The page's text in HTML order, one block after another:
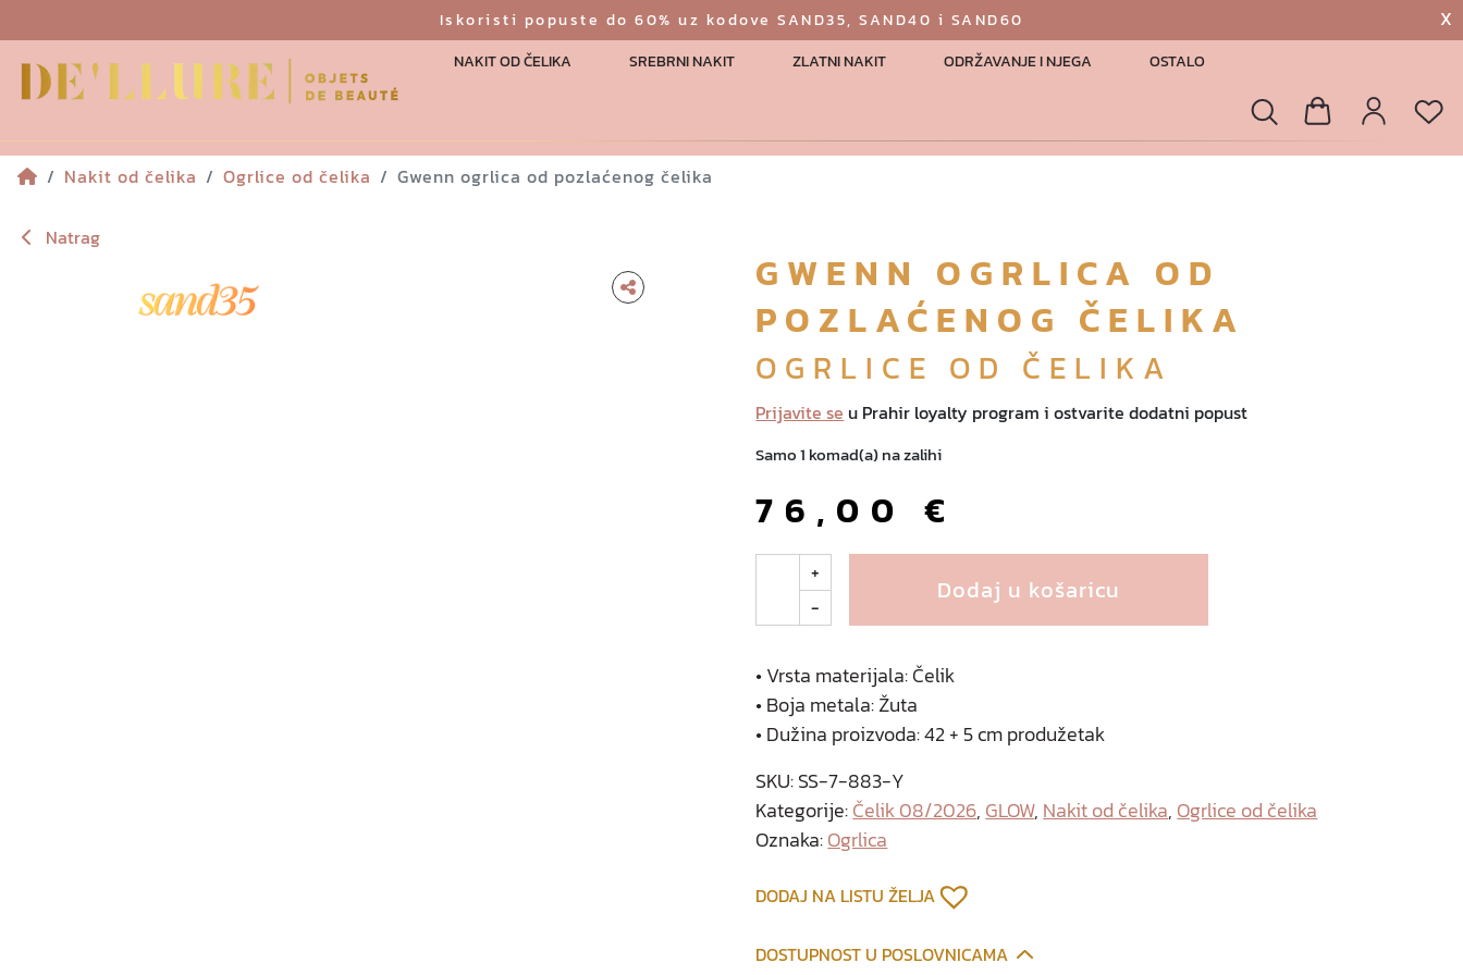
Iskoristi popuste do 60% uz kodove SAND35, SAND40 i SAND60 X
NAKIT OD ČELIKA SREBRNI NAKIT ZLATNI NAKIT ODRŽAVANJE I NJEGA OSTALO
Pretraga
Nakit od čelika
Ogrlice od čelika Gwenn ogrlica od pozlaćenog čelika
Natrag
GWENN OGRLICA OD
POZLAĆENOG ČELIKA
OGRLICE OD ČELIKA
Prijavite se u Prahir loyalty program i ostvarite dodatni popust
Samo 1 komad(a) na zalihi
76,00 €
e
n
o
l
i
c
a
d
o
+
-
Dodaj u košaricu
• Vrsta materijala: Čelik
• Boja metala: Žuta
• Dužina proizvoda: 42 + 5 cm produžetak
SKU:SS-7-883-Y
Kategorije:Čelik 08/2026, GLOW, Nakit od čelika, Ogrlice od čelika
Oznaka:Ogrlica
DODAJ NA LISTU ŽELJA
DOSTUPNOST U POSLOVNICAMA